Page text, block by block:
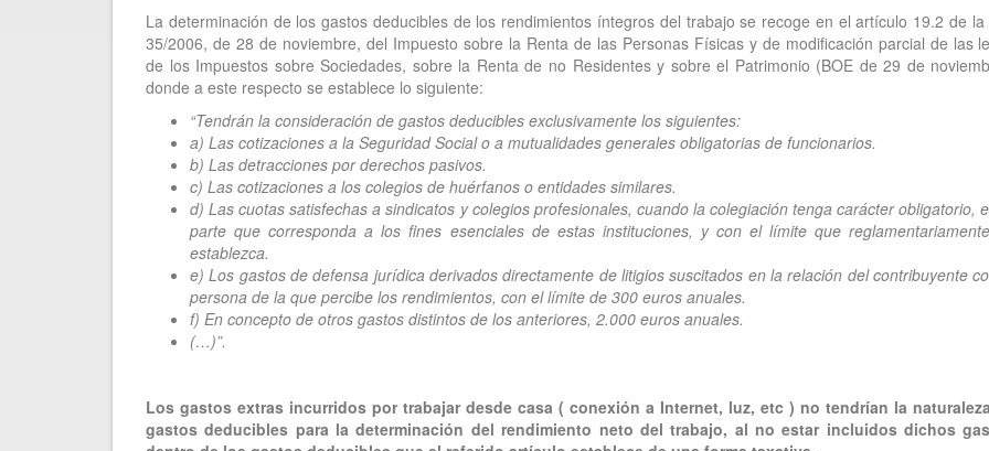
La determinación de los gastos deducibles de los rendimientos íntegros del trabajo se recoge en el artículo 19.2 de la
35/2006, de 28 de noviembre, del Impuesto sobre la Renta de las Personas Físicas y de modificación parcial de las
de los Impuestos sobre Sociedades, sobre la Renta de no Residentes y sobre el Patrimonio (BOE de 29 de
donde a este respecto se establece lo siguiente:
“Tendrán la consideración de gastos deducibles exclusivamente los siguientes:
a) Las cotizaciones a la Seguridad Social o a mutualidades generales obligatorias de funcionarios.
b) Las detracciones por derechos pasivos.
c) Las cotizaciones a los colegios de huérfanos o entidades similares.
d) Las cuotas satisfechas a sindicatos y colegios profesionales, cuando la colegiación tenga carácter obligatorio,
parte que corresponda a los fines esenciales de estas instituciones, y con el límite que
establezca.
e) Los gastos de defensa jurídica derivados directamente de litigios suscitados en la relación del contribuyente
persona de la que percibe los rendimientos, con el límite de 300 euros anuales.
f) En concepto de otros gastos distintos de los anteriores, 2.000 euros anuales.
(…)”.
Los gastos extras incurridos por trabajar desde casa ( conexión a Internet, luz, etc ) no tendrían la
gastos deducibles para la determinación del rendimiento neto del trabajo, al no estar incluidos dichos